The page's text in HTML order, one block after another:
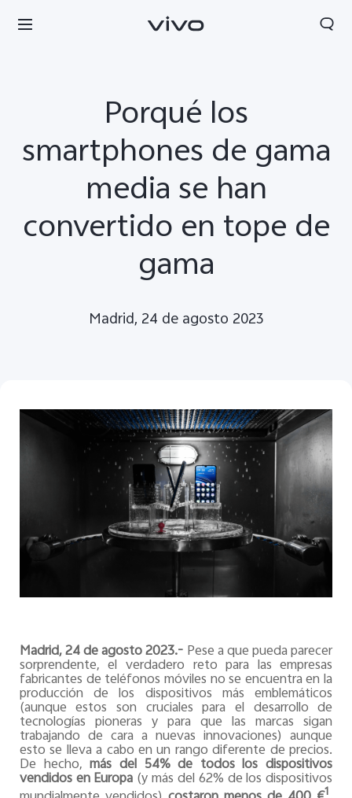
Porqué los
smartphones de gama
media se han
convertido en tope de
gama
Madrid, 24 de agosto 2023
Madrid, 24 de agosto 2023.- Pese a que pueda parecer
sorprendente, el verdadero reto para las empresas
fabricantes de teléfonos móviles no se encuentra en la
producción de los dispositivos más emblemáticos
(aunque estos son cruciales para el desarrollo de
tecnologías pioneras y para que las marcas sigan
trabajando de cara a nuevas innovaciones) aunque
esto se lleva a cabo en un rango diferente de precios.
De hecho,más del 54% de todos los dispositivos
vendidos en Europa (y más del 62% de los dispositivos
1